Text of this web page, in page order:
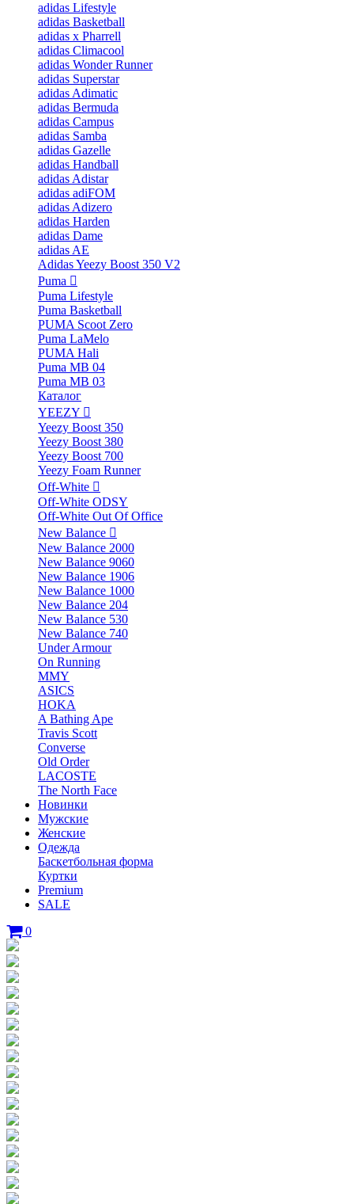
adidas Lifestyle
adidas Basketball
adidas x Pharrell
adidas Climacool
adidas Wonder Runner
adidas Superstar
adidas Adimatic
adidas Bermuda
adidas Campus
adidas Samba
adidas Gazelle
adidas Handball
adidas Adistar
adidas adiFOM
adidas Adizero
adidas Harden
adidas Dame
adidas AE
Adidas Yeezy Boost 350 V2
Puma
Puma Lifestyle
Puma Basketball
PUMA Scoot Zero
Puma LaMelo
PUMA Hali
Puma MB 04
Puma MB 03
Каталог
YEEZY
Yeezy Boost 350
Yeezy Boost 380
Yeezy Boost 700
Yeezy Foam Runner
Off-White
Off-White ODSY
Off-White Out Of Office
New Balance
New Balance 2000
New Balance 9060
New Balance 1906
New Balance 1000
New Balance 204
New Balance 530
New Balance 740
Under Armour
On Running
MMY
ASICS
HOKA
A Bathing Ape
Travis Scott
Converse
Old Order
LACOSTE
The North Face
Новинки
Мужские
Женские
Одежда
Баскетбольная форма
Куртки
Premium
SALE
0